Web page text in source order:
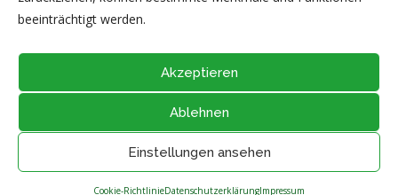
beeinträchtigt werden.
Akzeptieren
Ablehnen
Einstellungen ansehen
Cookie-RichtlinieDatenschutzerklärungImpressum
@2026 - Alle Rechte vorbehalten durchGemeinde Geratal
DATENSCHUTZ|Thüringer Transparenzportal
NACH OBEN